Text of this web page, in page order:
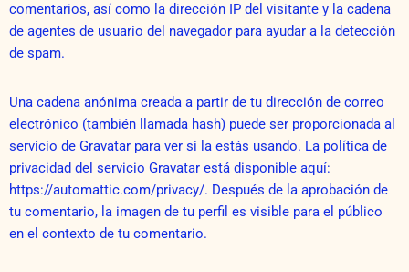
comentarios, así como la dirección IP del visitante y la cadena
de agentes de usuario del navegador para ayudar a la detección
de spam.
Una cadena anónima creada a partir de tu dirección de correo
electrónico (también llamada hash) puede ser proporcionada al
servicio de Gravatar para ver si la estás usando. La política de
privacidad del servicio Gravatar está disponible aquí:
https://automattic.com/privacy/. Después de la aprobación de
tu comentario, la imagen de tu perfil es visible para el público
en el contexto de tu comentario.